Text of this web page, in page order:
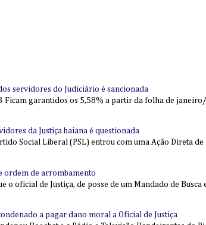
servidores do Judiciário é sancionada
Ficam garantidos os 5,58% a partir da folha de
da Justiça baiana é questionada
Social Liberal (PSL) entrou com uma Ação Direta
ordem de arrombamento
o oficial de Justiça, de posse de um Mandado de
a pagar dano moral a Oficial de Justiça